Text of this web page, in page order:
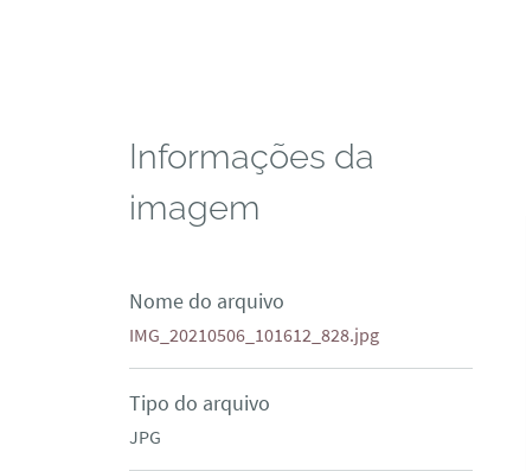
Informações da
imagem
Nome do arquivo
IMG_20210506_101612_828.jpg
Tipo do arquivo
JPG